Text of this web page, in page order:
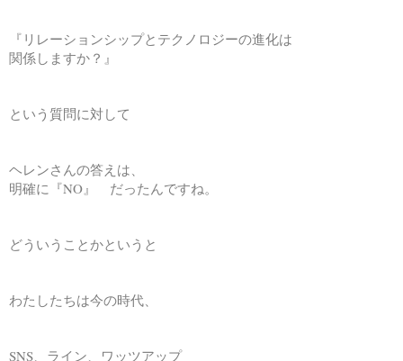
『リレーションシップとテクノロジーの進化は
関係しますか？』
という質問に対して
ヘレンさんの答えは、
明確に『NO』 だったんですね。
どういうことかというと
わたしたちは今の時代、
SNS、ライン、ワッツアップ